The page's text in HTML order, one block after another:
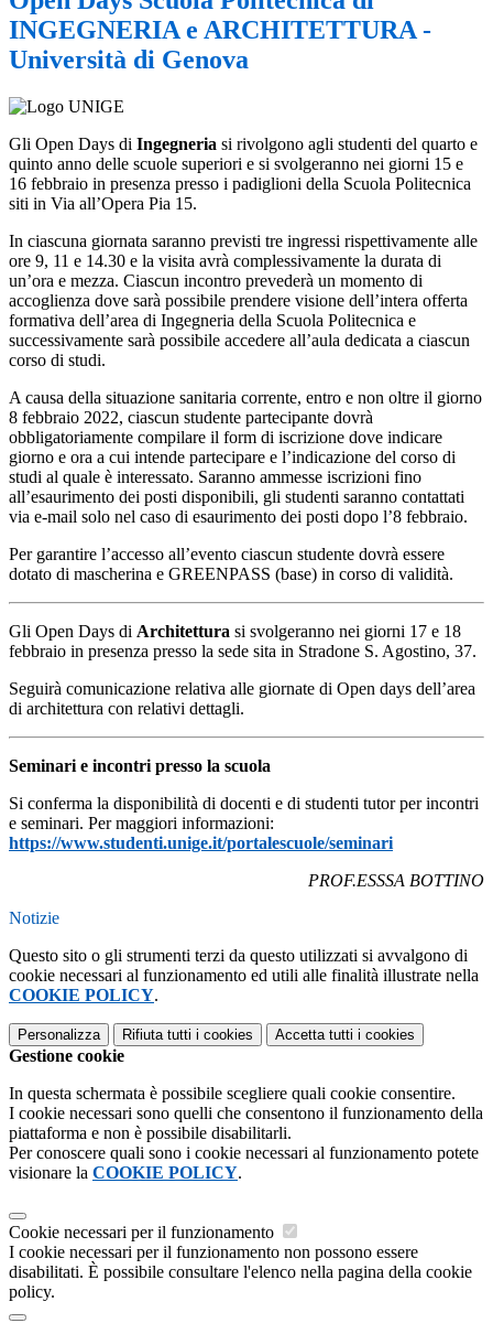
INGEGNERIA e ARCHITETTURA -
Università di Genova
Gli Open Days di Ingegneria si rivolgono agli studenti del quarto e
quinto anno delle scuole superiori e si svolgeranno nei giorni 15 e
16 febbraio in presenza presso i padiglioni della Scuola Politecnica
siti in Via all’Opera Pia 15.
In ciascuna giornata saranno previsti tre ingressi rispettivamente alle
ore 9, 11 e 14.30 e la visita avrà complessivamente la durata di
un’ora e mezza. Ciascun incontro prevederà un momento di
accoglienza dove sarà possibile prendere visione dell’intera offerta
formativa dell’area di Ingegneria della Scuola Politecnica e
successivamente sarà possibile accedere all’aula dedicata a ciascun
corso di studi.
A causa della situazione sanitaria corrente, entro e non oltre il giorno
8 febbraio 2022, ciascun studente partecipante dovrà
obbligatoriamente compilare il form di iscrizione dove indicare
giorno e ora a cui intende partecipare e l’indicazione del corso di
studi al quale è interessato. Saranno ammesse iscrizioni fino
all’esaurimento dei posti disponibili, gli studenti saranno contattati
via e-mail solo nel caso di esaurimento dei posti dopo l’8 febbraio.
Per garantire l’accesso all’evento ciascun studente dovrà essere
dotato di mascherina e GREENPASS (base) in corso di validità.
Gli Open Days di Architettura si svolgeranno nei giorni 17 e 18
febbraio in presenza presso la sede sita in Stradone S. Agostino, 37.
Seguirà comunicazione relativa alle giornate di Open days dell’area
di architettura con relativi dettagli.
Seminari e incontri presso la scuola
Si conferma la disponibilità di docenti e di studenti tutor per incontri
e seminari. Per maggiori informazioni:
https://www.studenti.unige.it/portalescuole/seminari
PROF.ESSSA BOTTINO
Notizie
Questo sito o gli strumenti terzi da questo utilizzati si avvalgono di
cookie necessari al funzionamento ed utili alle finalità illustrate nella
COOKIE POLICY.
Personalizza Rifiuta tutti i cookies Accetta tutti i cookies
Gestione cookie
In questa schermata è possibile scegliere quali cookie consentire.
I cookie necessari sono quelli che consentono il funzionamento della
piattaforma e non è possibile disabilitarli.
Per conoscere quali sono i cookie necessari al funzionamento potete
visionare la COOKIE POLICY.
Cookie necessari per il funzionamento
I cookie necessari per il funzionamento non possono essere
disabilitati. È possibile consultare l'elenco nella pagina della cookie
policy.